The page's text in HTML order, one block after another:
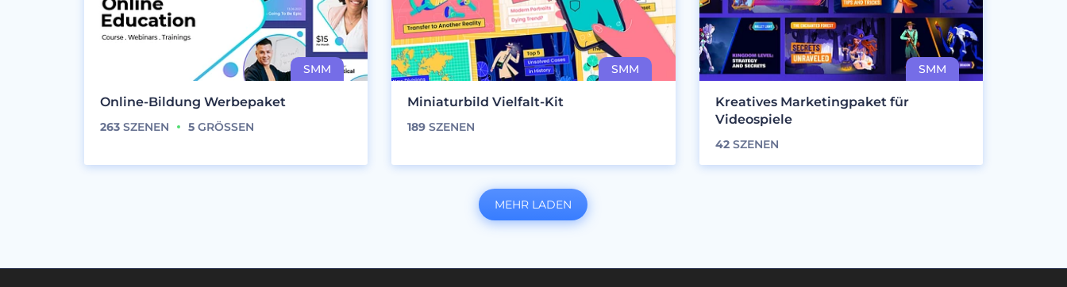
Online-Bildung Werbepaket
263 SZENEN 5 GRÖSSEN
Miniaturbild Vielfalt-Kit
189 SZENEN
Kreatives Marketingpaket für
Videospiele
42SZENEN
MEHR LADEN